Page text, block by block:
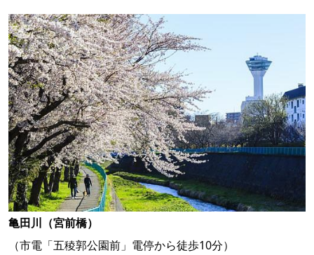
亀田川（宮前橋）
（市電「五稜郭公園前」電停から徒歩10分）